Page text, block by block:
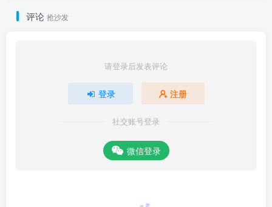
评论 抢沙发
请登录后发表评论
登录 注册
社交账号登录
微信登录